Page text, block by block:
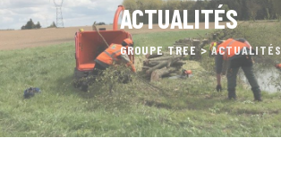
ACTUALITÉS
GROUPE TREE>ACTUALITÉS